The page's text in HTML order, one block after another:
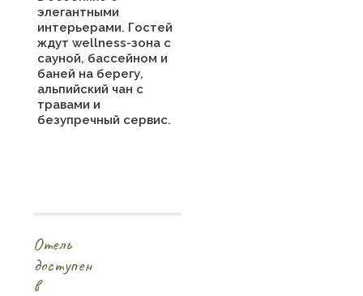
элегантными
интерьерами. Гостей
ждут wellness-зона с
сауной, бассейном и
баней на берегу,
альпийский чан с
травами и
безупречный сервис.
Отель
доступен
в